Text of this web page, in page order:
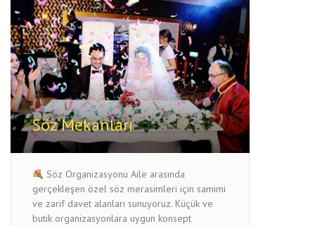
Söz Mekanları
Söz Organizasyonu Aile arasında
gerçekleşen özel söz merasimleri için samimi
ve zarif davet alanları sunuyoruz. Küçük ve
butik organizasyonlara uygun konsept